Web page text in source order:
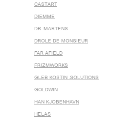
CASTART
DIEMME
DR. MARTENS
DROLE DE MONSIEUR
FAR AFIELD
FRIZMWORKS
GLEB KOSTIN .SOLUTIONS
GOLDWIN
HAN KJOBENHAVN
HELAS